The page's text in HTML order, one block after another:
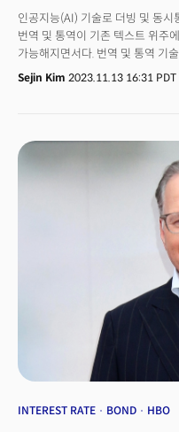
조달하려합니다. 이는 벤처 투자
자극할 것으로 보입니다. 운용
달하는 a16z는 '혹한기'에 더 사
달러(약 26조 3640억 원) 이상
넘는 인력을 고용한 바 있습니다.
인공지능(AI) 기술로 더빙 및 동
번역 및 통역이 기존 텍스트 위주
가능해지면서다. 번역 및 통역 기
파악하는 수준에 이르렀다. 여기
동기화되는 등 형태도 다양해지
스타트업까지 시장에 뛰어들었다.
Sejin Kim 2023.11.13 16:31 PDT
INTEREST RATE BOND HBO